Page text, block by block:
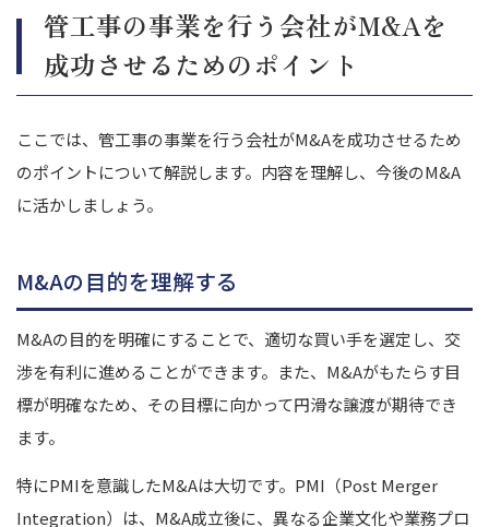
管工事の事業を行う会社がM&Aを
成功させるためのポイント
ここでは、管工事の事業を行う会社がM&Aを成功させるため
のポイントについて解説します。 内容を理解し、今後のM&A
に活かしましょう。
M&Aの目的を理解する
M&Aの目的を明確にすることで、適切な買い手を選定し、交
渉を有利に進めることができます。 また、M&Aがもたらす目
標が明確なため、その目標に向かって円滑な譲渡が期待でき
ます。
特にPMIを意識したM&Aは大切です。 PMI（Post Merger
Integration）は、M&A成立後に、異なる企業文化や業務プロ